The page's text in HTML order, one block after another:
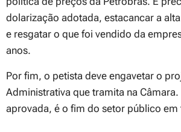
dolarização adotada, estacancar a
e resgatar o que foi vendido da
anos.
Por fim, o petista deve engavetar o
Administrativa que tramita na Câmara.
aprovada, é o fim do setor público em